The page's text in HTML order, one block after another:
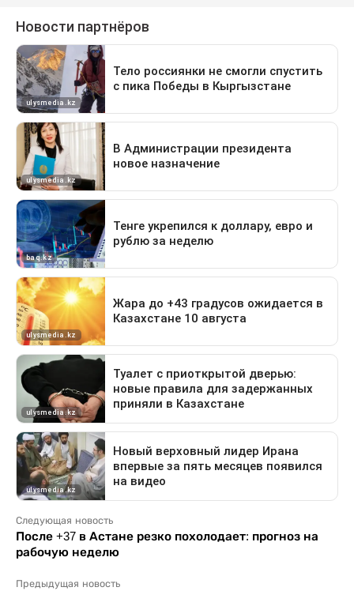
Следующая новость
После +37 в Астане резко похолодает: прогноз на
рабочую неделю
Предыдущая новость